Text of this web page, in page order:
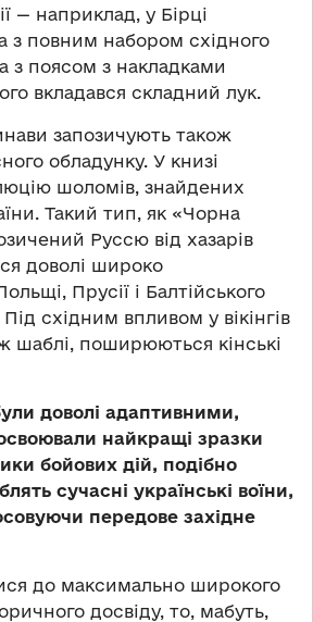
— наприклад, у Бірці
з повним набором східного
з поясом з накладками
вкладався складний лук.
запозичують також
обладунку. У книзі
шоломів, знайдених
Такий тип, як «Чорна
Руссю від хазарів
доволі широко
Прусії і Балтійського
східним впливом у вікінгів
шаблі, поширюються кінські
доволі адаптивними,
найкращі зразки
бойових дій, подібно
сучасні українські воїни,
передове західне
до максимально широкого
досвіду, то, мабуть,